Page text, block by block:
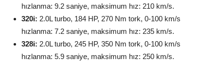
hızlanma: 9.2 saniye, maksimum hız: 210 km/s.
320i: 2.0L turbo, 184 HP, 270 Nm tork, 0-100 km/s
hızlanma: 7.2 saniye, maksimum hız: 235 km/s.
328i: 2.0L turbo, 245 HP, 350 Nm tork, 0-100 km/s
hızlanma: 5.9 saniye, maksimum hız: 250 km/s.